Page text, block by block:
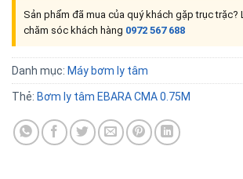
Sản phẩm đã mua của quý khách gặp trục trặc?
chăm sóc khách hàng 0972 567 688
Danh mục: Máy bơm ly tâm
Thẻ: Bơm ly tâm EBARA CMA 0.75M